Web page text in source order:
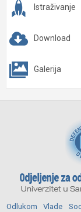
Istraživanje
Download
Galerija
Odlukom Vlade